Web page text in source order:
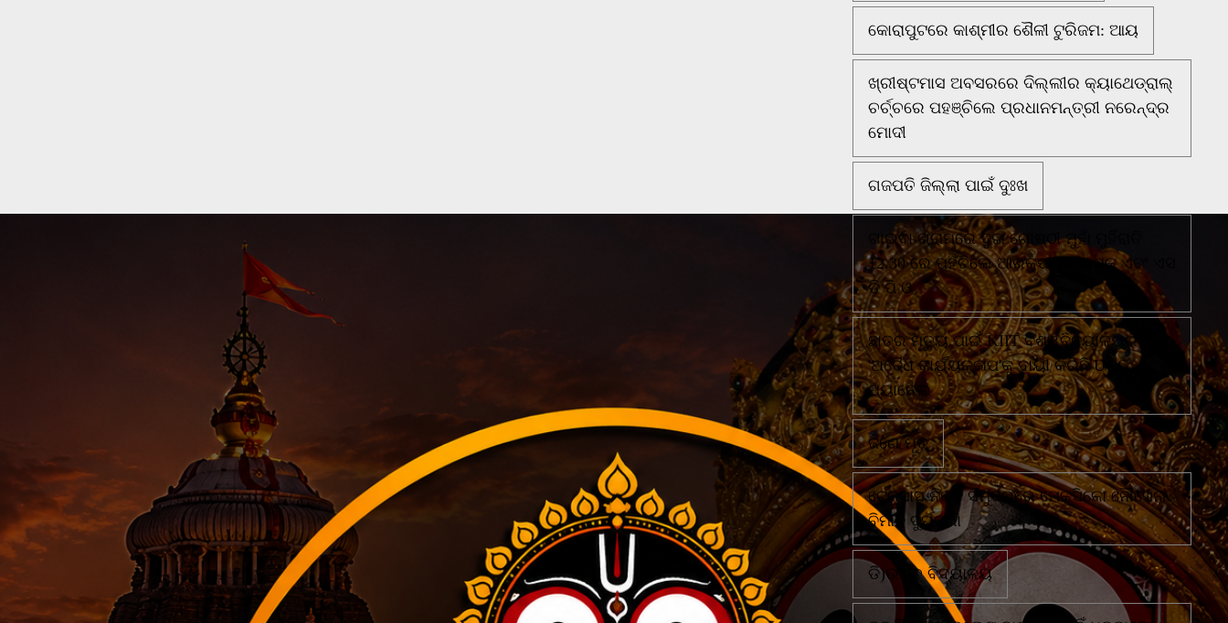
କୋରାପୁଟରେ କାଶ୍ମୀର ଶୈଳୀ ଟୁରିଜମ: ଆୟ
ଖ୍ରୀଷ୍ଟମାସ ଅବସରରେ ଦିଲ୍ଲୀର କ୍ୟାଥେଡ୍ରାଲ୍
ଚର୍ଚ୍ଚରେ ପହଞ୍ଚିଲେ ପ୍ରଧାନମନ୍ତ୍ରୀ ନରେନ୍ଦ୍ର
ମୋଦୀ
ଗଜପତି ଜିଲ୍ଲା ପାଇଁ ଦୁଃଖ
ଗାଇବା ଗ୍ରାମରେ ଦୁଇ ଗୋଷ୍ଠୀ ମୁହାଁ ମୁହିଁରାତି
12.30 ରେ ପହଁଚିଲେ ଆରକ୍ଷୀ ଅଧିକ୍ଷକ ଏବଂ ଏସ
ଡି ପି ଓ
ଛାତ୍ର ମୃତ୍ୟୁ ପାଇଁ KIIT ବିଶ୍ୱବିଦ୍ୟାଳୟର
'ଅବୈଧ କାର୍ଯ୍ୟକଳାପ'କୁ ଦାୟୀ କରିଛି UGC
ପ୍ୟାନେଲ
ଜଣେ ମୃତ
ଟେକ୍ସାସ ନିକଟ ସମୁଦ୍ରରେ ମେକ୍ସିକୋ ନୌସେନା
ବିମାନ ଦୁର୍ଘଟଣା
ଡି)ଉଚ୍ଚ ବିଦ୍ୟାଳୟ